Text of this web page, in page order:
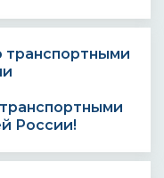
России!